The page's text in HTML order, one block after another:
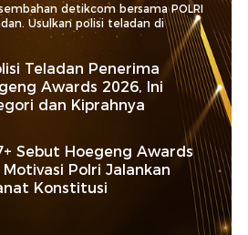
detikcom bersama POLRI
Usulkan polisi teladan di
Teladan Penerima
Awards 2026, Ini
dan Kiprahnya
Sebut Hoegeng Awards
Polri Jalankan
Konstitusi